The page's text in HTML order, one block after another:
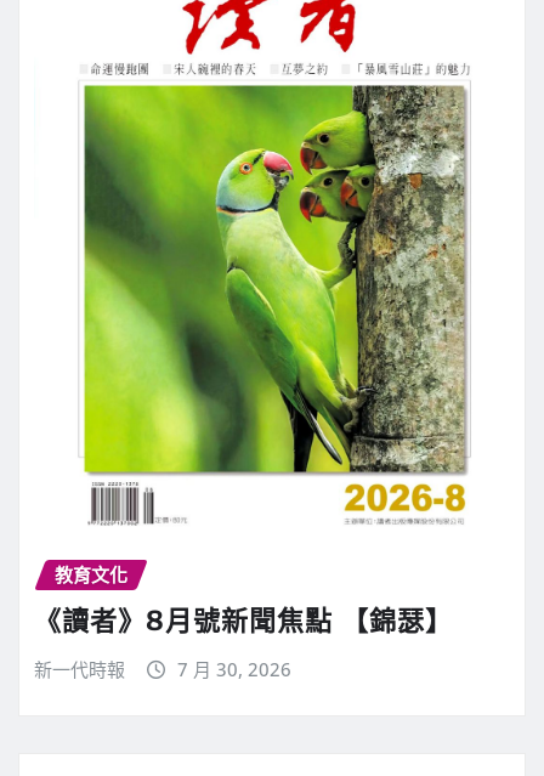
教育文化
《讀者》8月號新聞焦點 【錦瑟】
新一代時報 7 月 30, 2026